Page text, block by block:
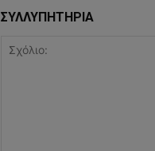
ΣΥΛΛΥΠΗΤΗΡΙΑ